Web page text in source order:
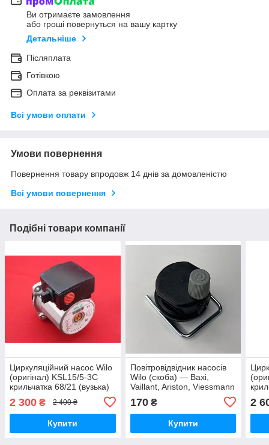
Ви отримаєте замовлення
або гроші повернуться на вашу картку
Детальніше
Післяплата
Готівкою
Оплата за реквізитами
Всі умови оплати
Умови повернення
Повернення товару впродовж 14 днів за домовленістю
Всі умови повернення
Подібні товари компанії
Циркуляційний насос Wilo
(оригінал) KSL15/5-3C
крильчатка 68/21 (вузька)
2 300 ₴ 2 400 ₴
Купити
Повітровідвідник насосів
Wilo (скоба) — Baxi,
Vaillant, Ariston, Viessmann
170₴
Купити
2